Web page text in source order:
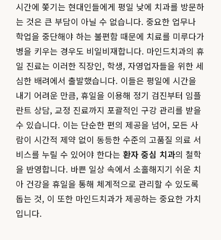
시간에 쫓기는 현대인들에게 평일 낮에 치과를 방문하
는 것은 큰 부담이 아닐 수 없습니다. 중요한 업무나
학업을 중단해야 하는 불편함 때문에 치료를 미루다가
병을 키우는 경우도 비일비재합니다. 마인드치과의 휴
일 진료는 이러한 직장인, 학생, 자영업자들을 위한 세
심한 배려에서 출발했습니다. 이들은 평일에 시간을
내기 어려운 만큼, 휴일을 이용해 정기 검진부터 임플
란트 상담, 교정 진료까지 포괄적인 구강 관리를 받을
수 있습니다. 이는 단순한 편의 제공을 넘어, 모든 사
람이 시간적 제약 없이 동등한 수준의 고품질 의료 서
비스를 누릴 수 있어야 한다는 환자 중심 치과의 철학
을 반영합니다. 바쁜 일상 속에서 소홀해지기 쉬운 치
아 건강을 휴일을 통해 체계적으로 관리할 수 있도록
돕는 것, 이 또한 마인드치과가 제공하는 중요한 가치
입니다.